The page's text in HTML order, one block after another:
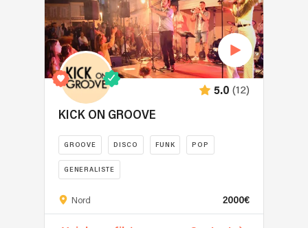
&
the
Rootsmaker
est
avant
tout
le
d’une
curiosité
:
5.0 (12)
KICK ON GROOVE
GROOVE DISCO FUNK POP
GENERALISTE
un
Nord 2000€